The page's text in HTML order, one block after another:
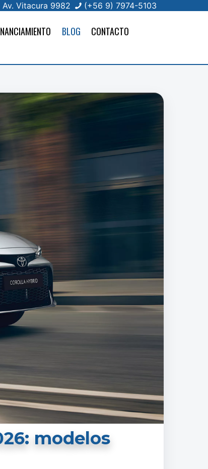
Av. Vitacura 9982 (+56 9) 7974-5103
BLOG CONTACTO
modelos